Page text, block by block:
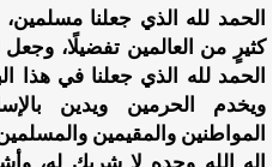
الحمد لله الذي جعلنا مسلمين،
كثيرٍ من العالمين تفضيلًا،
الحمد لله الذي جعلنا في هذا
ويخدم الحرمين ويدين
المواطنين والمقيمين